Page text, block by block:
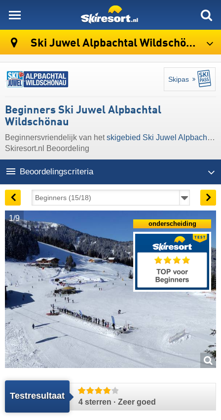
Ski Juwel Alpbachtal Wildschönau
Skipas
Beginners Ski Juwel Alpbachtal
Wildschönau
Beginnersvriendelijk van hetskigebied Ski Juwel Alpbachtal Wildschönau
Skiresort.nl Beoordeling
Beoordelingscriteria
1/9
Testresultaat
4 sterren · Zeer goed
onderscheiding